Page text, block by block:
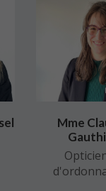
Mme